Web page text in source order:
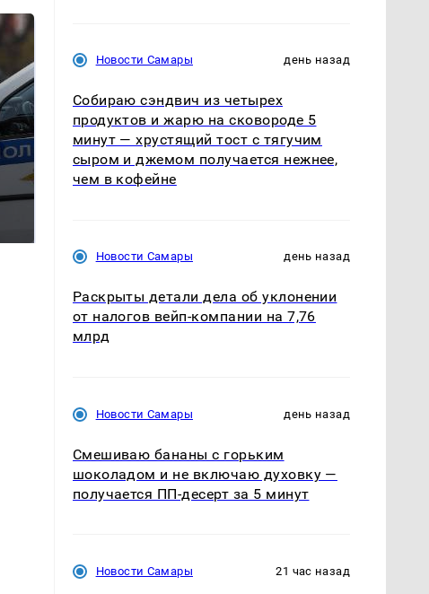
Где будет встреча
Новости Самары день назад
Собираю сэндвич из четырех
продуктов и жарю на сковороде 5
минут — хрустящий тост с тягучим
сыром и джемом получается нежнее,
чем в кофейне
Новости Самары день назад
Раскрыты детали дела об уклонении
от налогов вейп-компании на 7,76
млрд
Новости Самары день назад
Смешиваю бананы с горьким
шоколадом и не включаю духовку —
получается ПП-десерт за 5 минут
Новости Самары 21 час назад